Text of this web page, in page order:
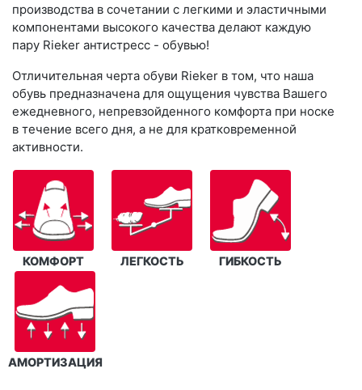
производства в сочетании с легкими и эластичными
компонентами высокого качества делают каждую
пару Rieker антистресс - обувью!
Отличительная черта обуви Rieker в том, что наша
обувь предназначена для ощущения чувства Вашего
ежедневного, непревзойденного комфорта при носке
в течение всего дня, а не для кратковременной
активности.
КОМФОРТ ЛЕГКОСТЬ ГИБКОСТЬ
АМОРТИЗАЦИЯ